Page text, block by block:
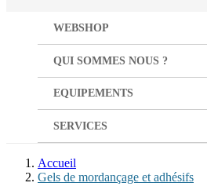
WEBSHOP
QUI SOMMES NOUS ?
EQUIPEMENTS
SERVICES
Accueil
Gels de mordançage et adhésifs